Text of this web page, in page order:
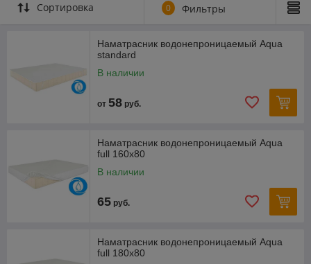
Для прочной фиксации наматрасника используются резинки
он способен защитить как поверхность, так и боковые части
Водонепроницаемые наматрасники шьют для взрослых и
для детских матрасов.
Сортировка 0 Фильтры
Наматрасник водонепроницаемый Aqua
standard
В наличии
от 58 руб.
Наматрасник водонепроницаемый Aqua
full 160х80
В наличии
65 руб.
Наматрасник водонепроницаемый Aqua
full 180х80